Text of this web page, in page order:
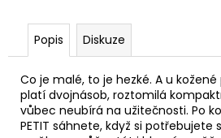
Popis Diskuze
Co je malé, to je hezké. A u kožené
platí dvojnásob, roztomilá
vůbec neubírá na užitečnosti. Po
PETIT sáhnete, když si potřebujete
KOŽENÁ
LEDVINKA
MOVA
ČERNÁ
2
500
Kč